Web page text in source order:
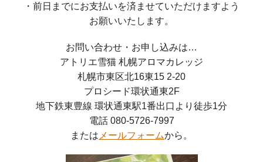
・前日までにお支払いを済ませていただけますよう
お願いいたします。
お問い合わせ・お申し込みは…
アトリエ雪猫 札幌アロマカレッジ
札幌市東区北16東15 2-20
プロシード環状通東2F
地下鉄東豊線 環状通東駅1番出口より徒歩1分
電話 080-5726-7997
または メールフォームから。